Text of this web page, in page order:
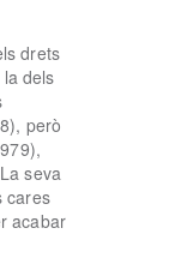
drets
dels
però
seva
cares
acabar